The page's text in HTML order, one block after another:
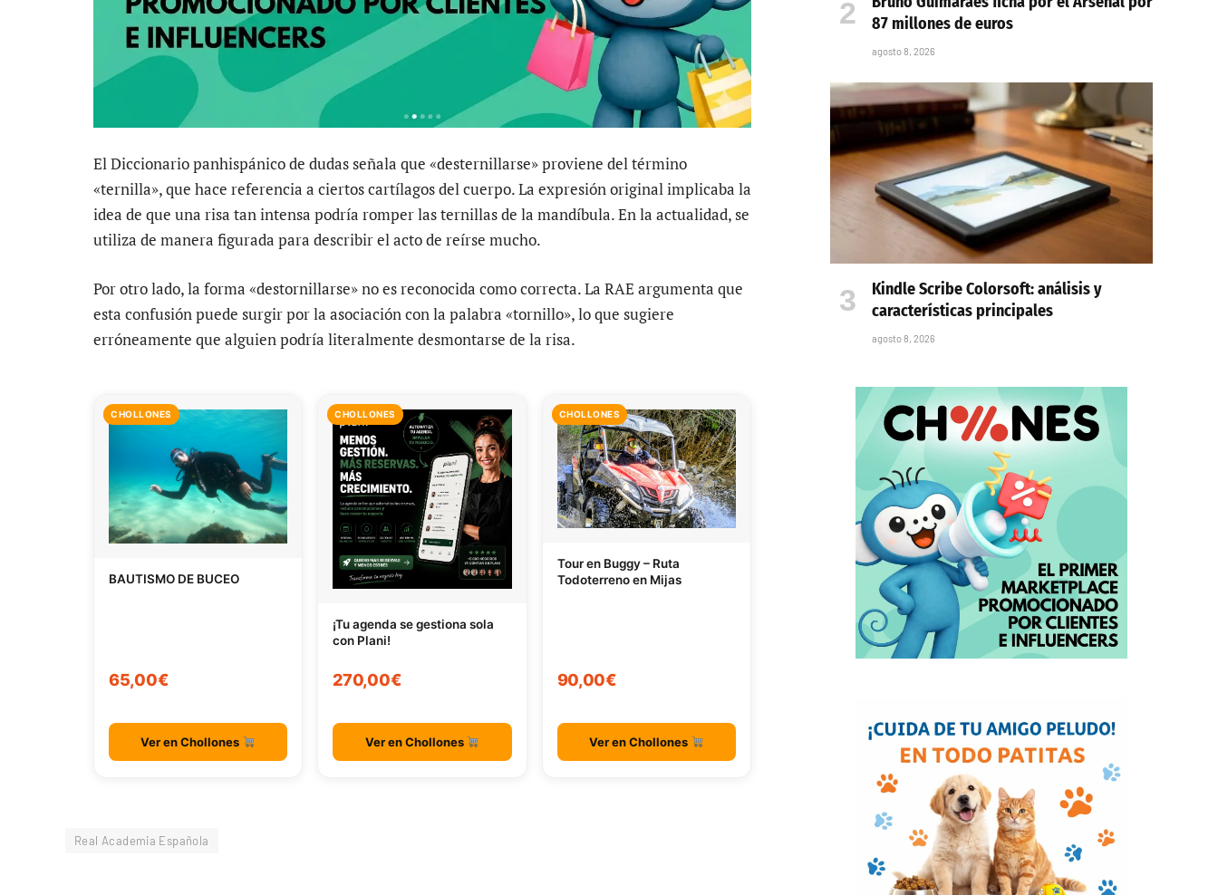
El Diccionario panhispánico de dudas señala que «desternillarse» proviene del término
«ternilla», que hace referencia a ciertos cartílagos del cuerpo. La expresión original implicaba la
idea de que una risa tan intensa podría romper las ternillas de la mandíbula. En la actualidad, se
utiliza de manera figurada para describir el acto de reírse mucho.
Por otro lado, la forma «destornillarse» no es reconocida como correcta. La RAE argumenta que
esta confusión puede surgir por la asociación con la palabra «tornillo», lo que sugiere
erróneamente que alguien podría literalmente desmontarse de la risa.
CHOLLONES
BAUTISMO DE BUCEO
65,00€
Ver en Chollones
CHOLLONES
¡Tu agenda se gestiona sola
con Plani!
270,00€
Ver en Chollones
CHOLLONES
Tour en Buggy – Ruta
Todoterreno en Mijas
90,00€
Ver en Chollones
Real Academia Española
87 millones de euros
agosto 8, 2026
Kindle Scribe Colorsoft: análisis y
características principales
agosto 8, 2026